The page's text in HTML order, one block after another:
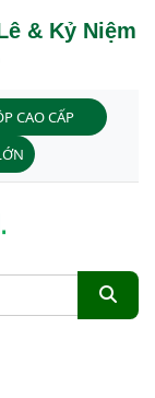
& Kỷ Niệm
CAO CẤP